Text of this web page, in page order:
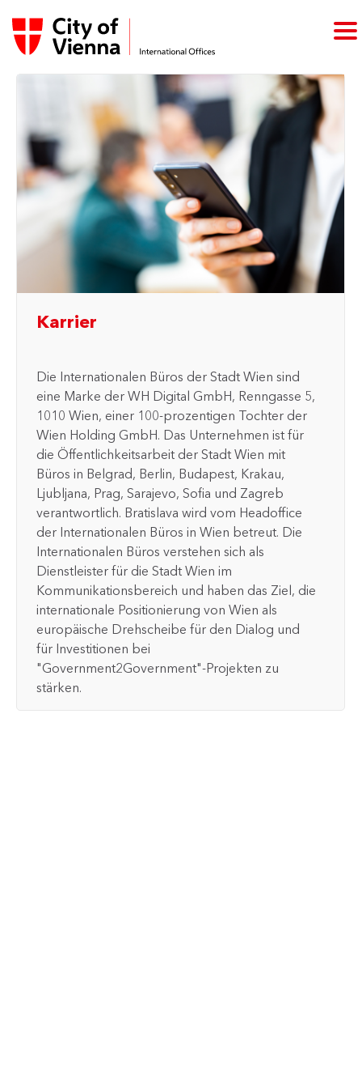
Karrier
Die Internationalen Büros der Stadt Wien sind
eine Marke der WH Digital GmbH, Renngasse 5,
1010 Wien, einer 100-prozentigen Tochter der
Wien Holding GmbH. Das Unternehmen ist für
die Öffentlichkeitsarbeit der Stadt Wien mit
Büros in Belgrad, Berlin, Budapest, Krakau,
Ljubljana, Prag, Sarajevo, Sofia und Zagreb
verantwortlich. Bratislava wird vom Headoffice
der Internationalen Büros in Wien betreut. Die
Internationalen Büros verstehen sich als
Dienstleister für die Stadt Wien im
Kommunikationsbereich und haben das Ziel, die
internationale Positionierung von Wien als
europäische Drehscheibe für den Dialog und
für Investitionen bei
"Government2Government"-Projekten zu
stärken.